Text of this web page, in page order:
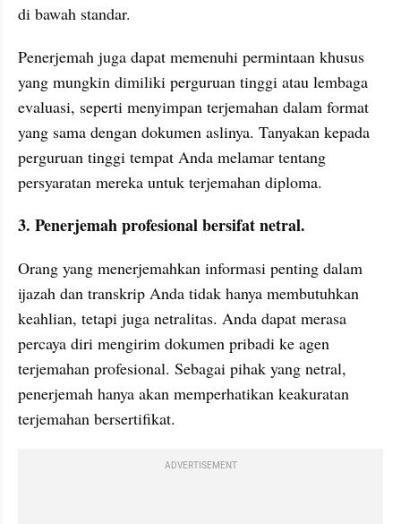
di bawah standar.
Penerjemah juga dapat memenuhi permintaan khusus
yang mungkin dimiliki perguruan tinggi atau lembaga
evaluasi, seperti menyimpan terjemahan dalam format
yang sama dengan dokumen aslinya. Tanyakan kepada
perguruan tinggi tempat Anda melamar tentang
persyaratan mereka untuk terjemahan diploma.
3. Penerjemah profesional bersifat netral.
Orang yang menerjemahkan informasi penting dalam
ijazah dan transkrip Anda tidak hanya membutuhkan
keahlian, tetapi juga netralitas. Anda dapat merasa
percaya diri mengirim dokumen pribadi ke agen
terjemahan profesional. Sebagai pihak yang netral,
penerjemah hanya akan memperhatikan keakuratan
terjemahan bersertifikat.
ADVERTISEMENT